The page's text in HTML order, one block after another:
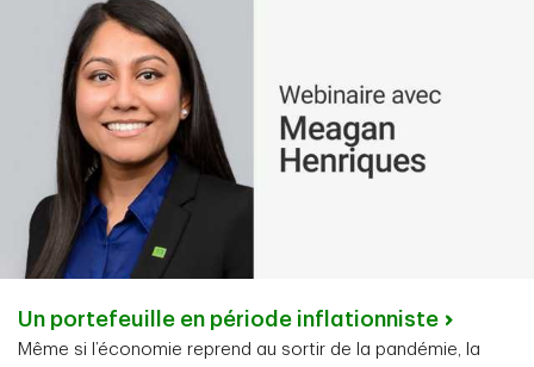
Un portefeuille en période inflationniste
Même si l’économie reprend au sortir de la pandémie, la